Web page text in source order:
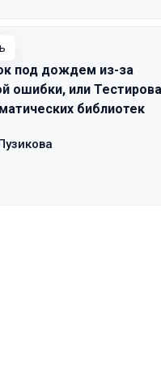
под дождем из-за
ошибки, или
библиотек